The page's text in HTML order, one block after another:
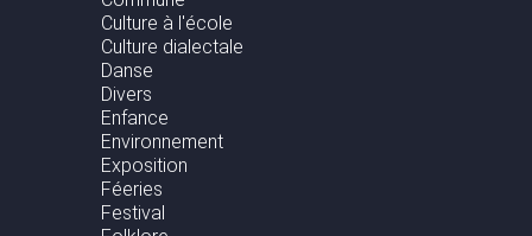
Culture à l'école
Culture dialectale
Danse
Divers
Enfance
Environnement
Exposition
Féeries
Festival